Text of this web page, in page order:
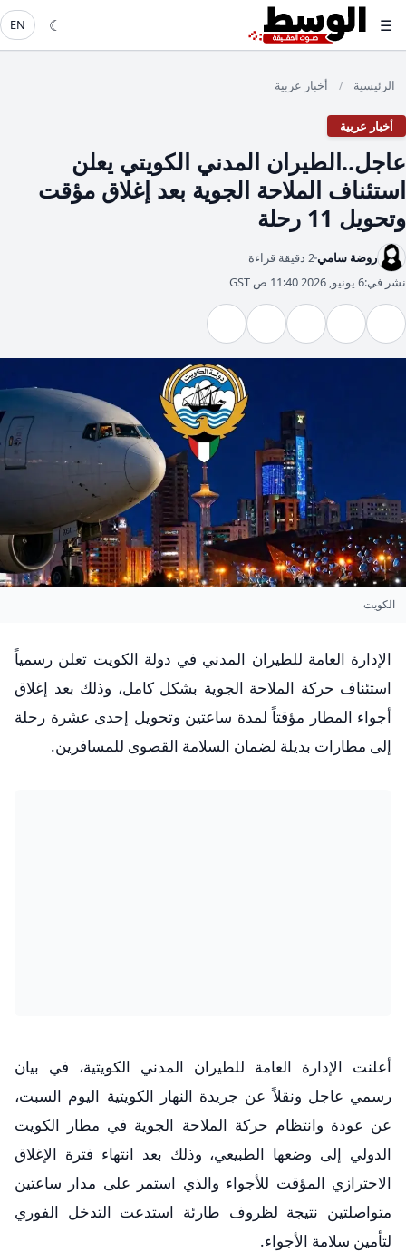
☰
☾
EN
الرئيسية / أخبار عربية
أخبار عربية
عاجل..الطيران المدني الكويتي يعلن
استئناف الملاحة الجوية بعد إغلاق مؤقت
وتحويل 11 رحلة
روضة سامي2 دقيقة قراءة
نشر في:6 يونيو, 2026 11:40 ص GST
الكويت
الإدارة العامة للطيران المدني في دولة الكويت تعلن رسمياً
استئناف حركة الملاحة الجوية بشكل كامل، وذلك بعد إغلاق
أجواء المطار مؤقتاً لمدة ساعتين وتحويل إحدى عشرة رحلة
إلى مطارات بديلة لضمان السلامة القصوى للمسافرين.
​أعلنت الإدارة العامة للطيران المدني الكويتية، في بيان
رسمي عاجل ونقلاً عن جريدة النهار الكويتية اليوم السبت،
عن عودة وانتظام حركة الملاحة الجوية في مطار الكويت
الدولي إلى وضعها الطبيعي، وذلك بعد انتهاء فترة الإغلاق
الاحترازي المؤقت للأجواء والذي استمر على مدار ساعتين
متواصلتين نتيجة لظروف طارئة استدعت التدخل الفوري
لتأمين سلامة الأجواء.